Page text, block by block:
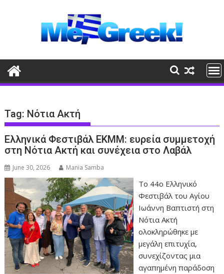
Tag: Νότια Ακτή
Ελληνικά Φεστιβάλ ΕΚΜΜ: ευρεία συμμετοχή
στη Νότια Ακτή και συνέχεια στο Λαβάλ
June 30, 2026 Mania Samba
Το 44ο Ελληνικό
Φεστιβάλ του Αγίου
Ιωάννη Βαπτιστή στη
Νότια Ακτή
ολοκληρώθηκε με
μεγάλη επιτυχία,
συνεχίζοντας μια
αγαπημένη παράδοση